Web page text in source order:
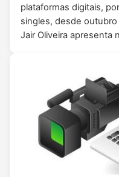
plataformas digitais,
singles, desde
Jair Oliveira apresenta